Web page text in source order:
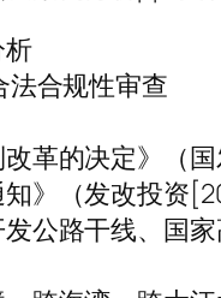
合规性审查
革的决定》（
》（发改投资
公路干线、国